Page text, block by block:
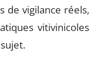
de vigilance réels,
vitivinicoles